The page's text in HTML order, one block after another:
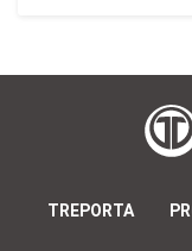
TREPORTA